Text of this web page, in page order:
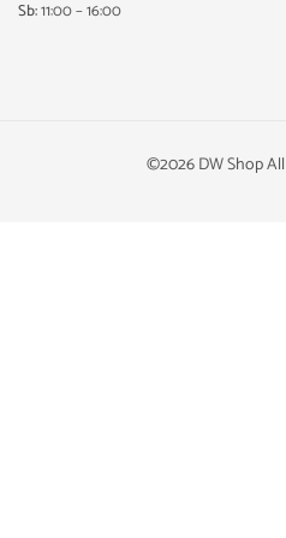
Sb:11:00 – 16:00
©2026 DW Shop